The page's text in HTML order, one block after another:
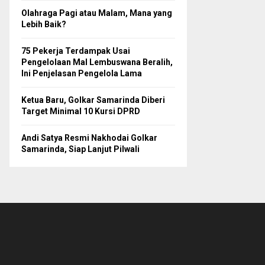
Olahraga Pagi atau Malam, Mana yang
Lebih Baik?
75 Pekerja Terdampak Usai
Pengelolaan Mal Lembuswana Beralih,
Ini Penjelasan Pengelola Lama
Ketua Baru, Golkar Samarinda Diberi
Target Minimal 10 Kursi DPRD
Andi Satya Resmi Nakhodai Golkar
Samarinda, Siap Lanjut Pilwali